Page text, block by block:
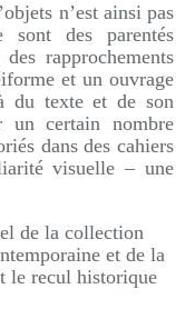
n’est ainsi pas
sont des parentés
rapprochements
et un ouvrage
du texte et de son
un certain nombre
dans des cahiers
visuelle – une
de la collection
et de la
le recul historique